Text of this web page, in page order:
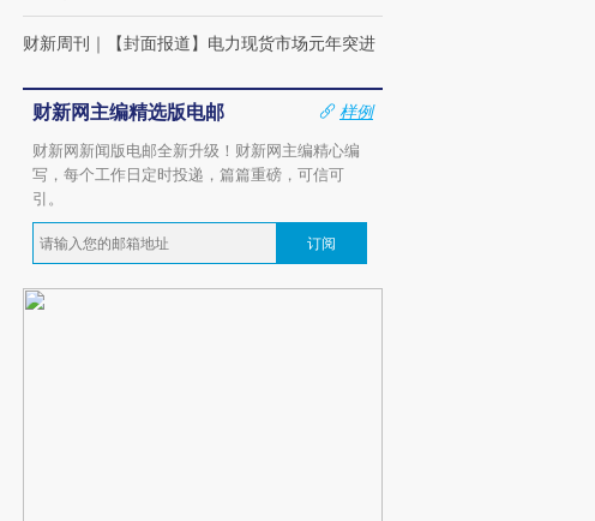
财新周刊 ｜ 【封面报道】电力现货市场元年突进
财新网主编精选版电邮
样例
财新网新闻版电邮全新升级！财新网主编精心编
写，每个工作日定时投递，篇篇重磅，可信可
引。
订阅